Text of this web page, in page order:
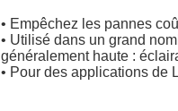
• Empêchez les pannes
• Utilisé dans un grand
généralement haute :
• Pour des applications de